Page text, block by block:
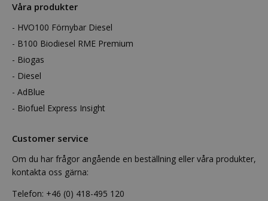
Våra produkter
HVO100 Förnybar Diesel
B100 Biodiesel RME Premium
Biogas
Diesel
AdBlue
Biofuel Express Insight
Customer service
Om du har frågor angående en beställning eller våra produkter,
kontakta oss gärna:
Telefon: +46 (0) 418-495 120